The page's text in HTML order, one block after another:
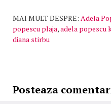
MAI MULT DESPRE: Adela
popescu plaja,adela popescu
diana stirbu
Posteaza